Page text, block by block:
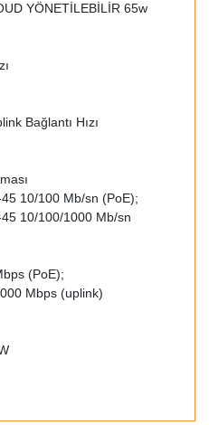
YÖNETİLEBİLİR 65w
Bağlantı Hızı
10/100 Mb/sn (PoE);
45 10/100/1000 Mb/sn
(PoE);
Mbps (uplink)